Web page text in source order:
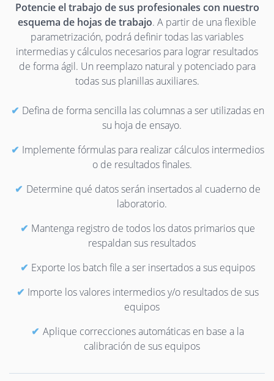
Potencie el trabajo de sus profesionales con nuestro
esquema de hojas de trabajo. A partir de una flexible
parametrización, podrá definir todas las variables
intermedias y cálculos necesarios para lograr resultados
de forma ágil. Un reemplazo natural y potenciado para
todas sus planillas auxiliares.
Defina de forma sencilla las columnas a ser utilizadas en
su hoja de ensayo.
Implemente fórmulas para realizar cálculos intermedios
o de resultados finales.
Determine qué datos serán insertados al cuaderno de
laboratorio.
Mantenga registro de todos los datos primarios que
respaldan sus resultados
Exporte los batch file a ser insertados a sus equipos
Importe los valores intermedios y/o resultados de sus
equipos
Aplique correcciones automáticas en base a la
calibración de sus equipos